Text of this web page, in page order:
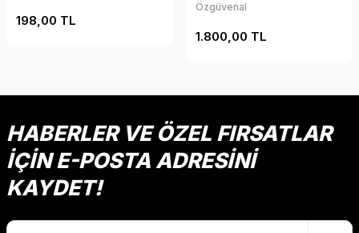
198,00 TL
Özgüvenal
1.800,00 TL
HABERLER VE ÖZEL FIRSATLAR
İÇİN E-POSTA ADRESİNİ
KAYDET!